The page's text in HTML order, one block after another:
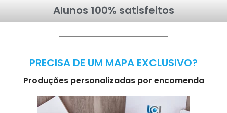
Alunos 100% satisfeitos
PRECISA DE UM MAPA EXCLUSIVO?
Produções personalizadas por encomenda